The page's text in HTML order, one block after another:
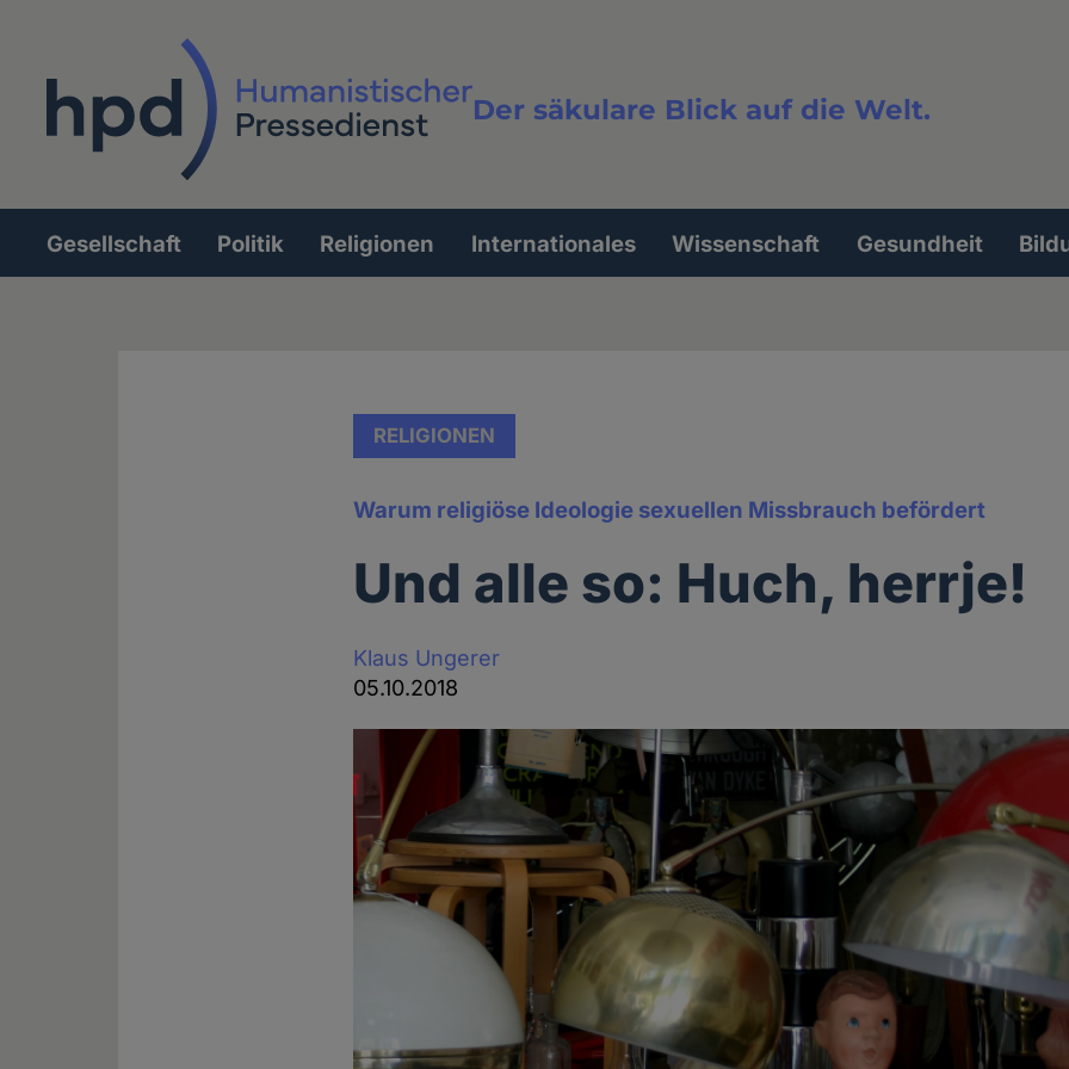
Der säkulare Blick auf die Welt.
Volltextsuche
Hauptnavigation
Gesellschaft Politik Religionen Internationales Wissenschaft Gesundheit
RELIGIONEN
Warum religiöse Ideologie sexuellen Missbrauch befördert
Und alle so: Huch, herrje!
Klaus Ungerer
05.10.2018